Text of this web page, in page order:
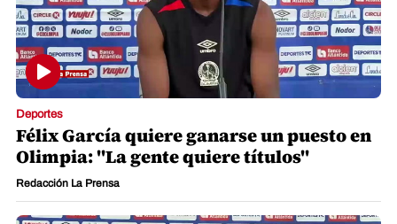
Deportes
Félix García quiere ganarse un puesto en
Olimpia: "La gente quiere títulos"
Redacción La Prensa